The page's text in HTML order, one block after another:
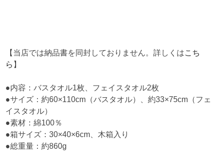
【当店では納品書を同封しておりません。詳しくはこち
ら 】
●内容：バスタオル1枚、フェイスタオル2枚
●サイズ：約60×110cm（バスタオル）、約33×75cm（フェ
イスタオル）
●素材：綿100％
●箱サイズ：30×40×6cm、木箱入り
●総重量：約860g